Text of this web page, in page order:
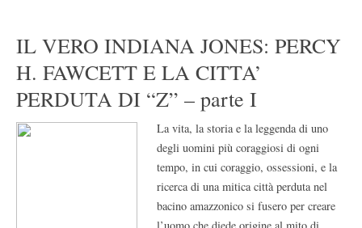
IL VERO INDIANA JONES: PERCY
H. FAWCETT E LA CITTA’
PERDUTA DI “Z” – parte I
La vita, la storia e la leggenda di uno
degli uomini più coraggiosi di ogni
tempo, in cui coraggio, ossessioni, e la
ricerca di una mitica città perduta nel
bacino amazzonico si fusero per creare